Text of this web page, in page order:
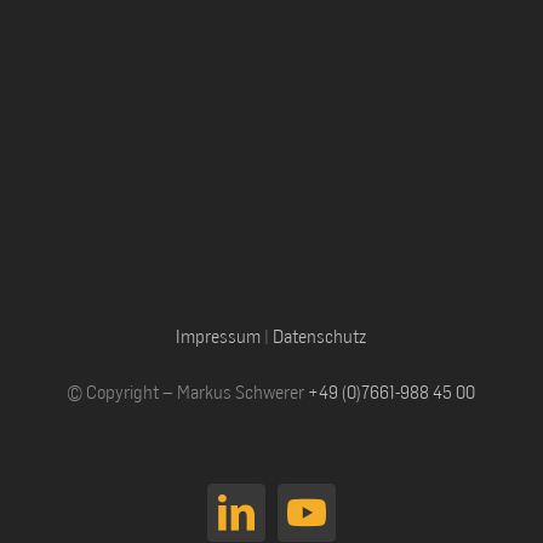
Impressum | Datenschutz
© Copyright – Markus Schwerer +49 (0)7661-988 45 00
LinkedInYouTube